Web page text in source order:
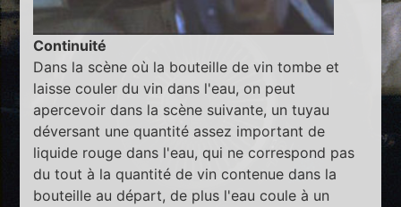
Continuité
Dans la scène où la bouteille de vin tombe et
laisse couler du vin dans l'eau, on peut
apercevoir dans la scène suivante, un tuyau
déversant une quantité assez important de
liquide rouge dans l'eau, qui ne correspond pas
du tout à la quantité de vin contenue dans la
bouteille au départ, de plus l'eau coule à un